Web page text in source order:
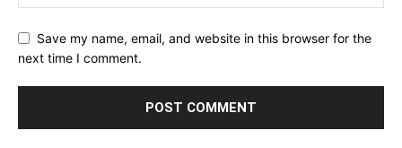
Save my name, email, and website in this browser for the
next time I comment.